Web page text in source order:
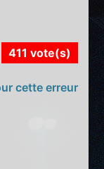
411 vote(s)
cette erreur